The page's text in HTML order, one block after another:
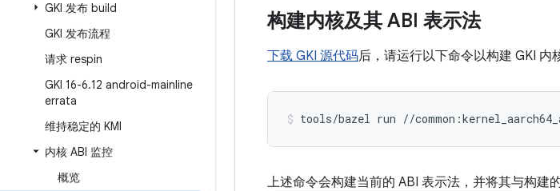
GKI 发布 build
GKI 发布流程
请求 respin
GKI 16-6.12 android-mainline
errata
维持稳定的 KMI
内核 ABI 监控
概览
构建内核及其 ABI 表示法
下载 GKI 源代码后，请运行以下命令以构建 GKI 内
tools/bazel run //
上述命令会构建当前的 ABI 表示法，并将其与构建